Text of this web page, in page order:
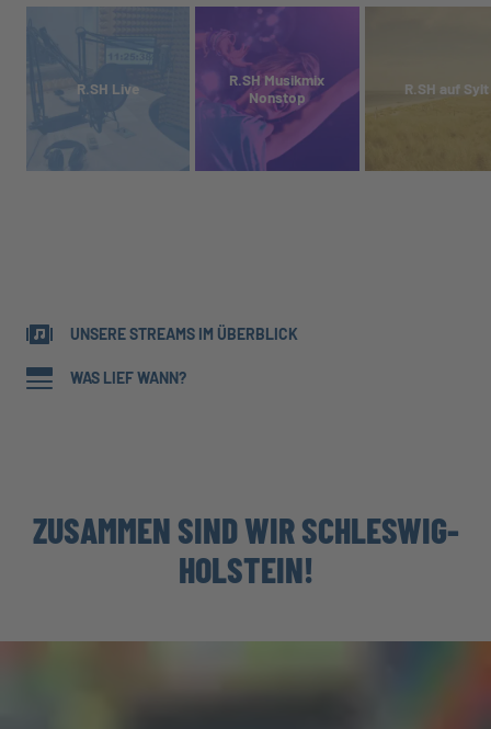
R.SH Live
R.SH Musikmix
Nonstop
R.SH auf Sylt
UNSERE STREAMS IM ÜBERBLICK
WAS LIEF WANN?
ZUSAMMEN SIND WIR SCHLESWIG-
HOLSTEIN!